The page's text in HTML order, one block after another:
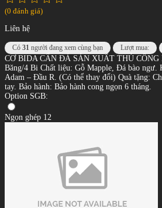
(0 đánh giá)
Liên hệ
Có 31 người đang xem cùng bạn Lượt mua:
CƠ BIDA CẨN ĐÁ SẢN XUẤT THỦ CÔNG
Băng/4 Bi Chất liệu: Gỗ Mapple, Đá bào
Adam – Đầu R. (Có thể thay đổi) Quà tặng:
tay. Bảo hành: Bảo hành cong ngọn 6 tháng.
Option SGB:
Ngọn ghép 12